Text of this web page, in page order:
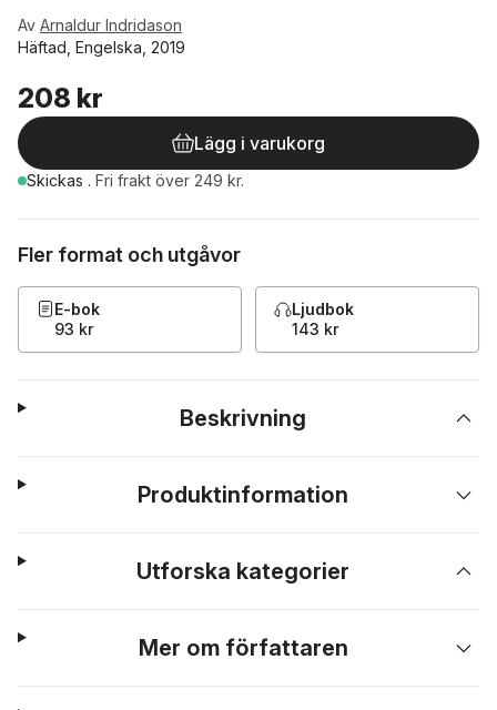
Av Arnaldur Indridason
Häftad, Engelska, 2019
208 kr
Lägg i varukorg
Skickas . Fri frakt över 249 kr.
Fler format och utgåvor
E-bok
93 kr
Ljudbok
143 kr
Beskrivning
Produktinformation
Utforska kategorier
Mer om författaren